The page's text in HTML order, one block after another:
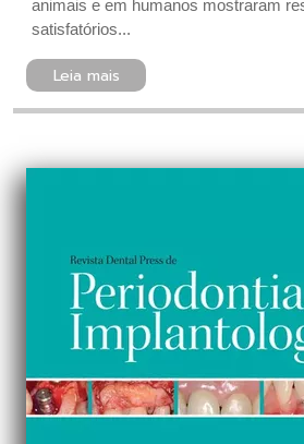
animais e em humanos mostraram
satisfatórios...
Leia mais